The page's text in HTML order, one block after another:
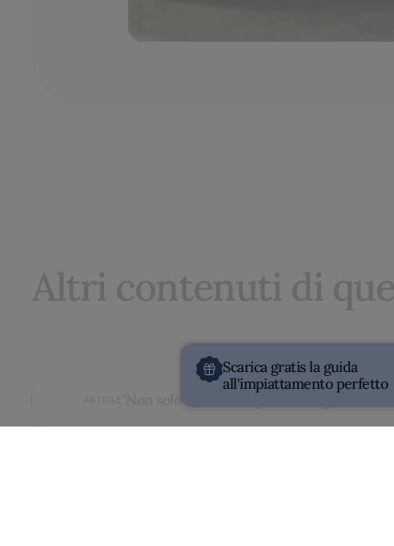
Altri contenuti di
"Non solo caseifici: vi porto a scoprire
Scarica gratis la guida
all'impiattamento perfetto